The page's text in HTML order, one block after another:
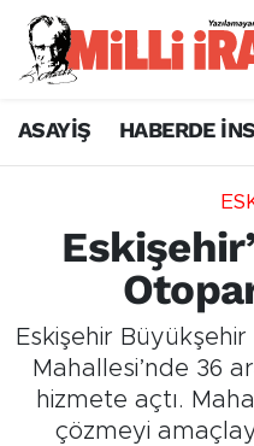
ASAYİŞ HABERDE
Eskişehir
Mahallesi’nde 36
hizmete açtı.
çözmeyi